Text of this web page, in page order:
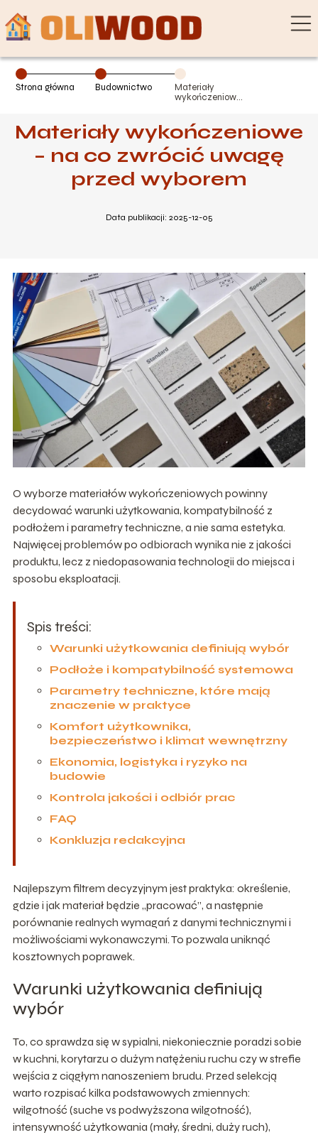
Strona główna Budownictwo
Materiały
wykończeniowe
wyborem
Materiały wykończeniowe
– na co zwrócić uwagę
przed wyborem
Data publikacji: 2025-12-05
O wyborze materiałów wykończeniowych powinny
decydować warunki użytkowania, kompatybilność z
podłożem i parametry techniczne, a nie sama estetyka.
Najwięcej problemów po odbiorach wynika nie z jakości
produktu, lecz z niedopasowania technologii do miejsca i
sposobu eksploatacji.
Spis treści:
Warunki użytkowania definiują wybór
Podłoże i kompatybilność systemowa
Parametry techniczne, które mają
znaczenie w praktyce
Komfort użytkownika,
bezpieczeństwo i klimat wewnętrzny
Ekonomia, logistyka i ryzyko na
budowie
Kontrola jakości i odbiór prac
FAQ
Konkluzja redakcyjna
Najlepszym filtrem decyzyjnym jest praktyka: określenie,
gdzie i jak materiał będzie „pracować”, a następnie
porównanie realnych wymagań z danymi technicznymi i
możliwościami wykonawczymi. To pozwala uniknąć
kosztownych poprawek.
Warunki użytkowania definiują
wybór
To, co sprawdza się w sypialni, niekoniecznie poradzi sobie
w kuchni, korytarzu o dużym natężeniu ruchu czy w strefie
wejścia z ciągłym nanoszeniem brudu. Przed selekcją
warto rozpisać kilka podstawowych zmiennych:
wilgotność (suche vs podwyższona wilgotność),
intensywność użytkowania (mały, średni, duży ruch),